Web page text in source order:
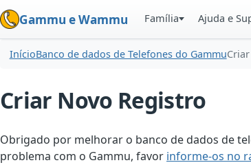
Gammu e Wammu Família Ajuda e
InícioBanco de dados de Telefones do Gammu
Criar Novo Registro
Obrigado por melhorar o banco de dados de
problema com o Gammu, favor informe-os no